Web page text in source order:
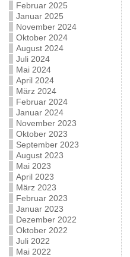
Februar 2025
Januar 2025
November 2024
Oktober 2024
August 2024
Juli 2024
Mai 2024
April 2024
März 2024
Februar 2024
Januar 2024
November 2023
Oktober 2023
September 2023
August 2023
Mai 2023
April 2023
März 2023
Februar 2023
Januar 2023
Dezember 2022
Oktober 2022
Juli 2022
Mai 2022